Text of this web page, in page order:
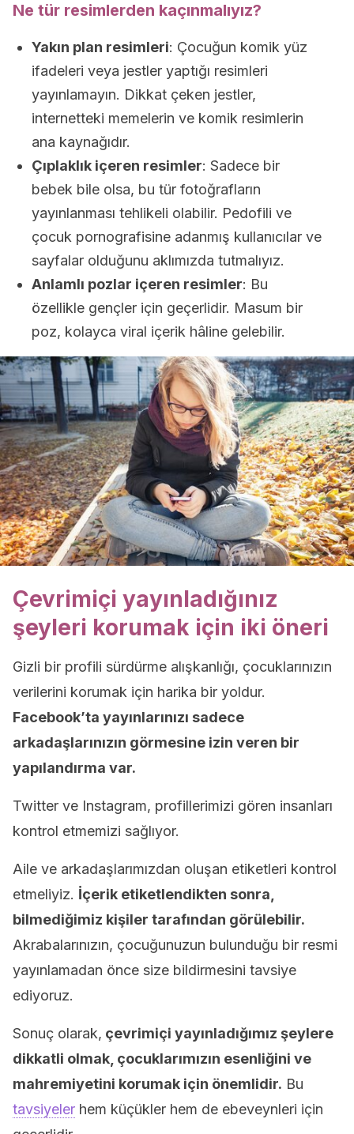
Ne tür resimlerden kaçınmalıyız?
Yakın plan resimleri: Çocuğun komik yüz
ifadeleri veya jestler yaptığı resimleri
yayınlamayın. Dikkat çeken jestler,
internetteki memelerin ve komik resimlerin
ana kaynağıdır.
Çıplaklık içeren resimler: Sadece bir
bebek bile olsa, bu tür fotoğrafların
yayınlanması tehlikeli olabilir. Pedofili ve
çocuk pornografisine adanmış kullanıcılar ve
sayfalar olduğunu aklımızda tutmalıyız.
Anlamlı pozlar içeren resimler: Bu
özellikle gençler için geçerlidir. Masum bir
poz, kolayca viral içerik hâline gelebilir.
Çevrimiçi yayınladığınız
şeyleri korumak için iki öneri
Gizli bir profili sürdürme alışkanlığı, çocuklarınızın
verilerini korumak için harika bir yoldur.
Facebook’ta yayınlarınızı sadece
arkadaşlarınızın görmesine izin veren bir
yapılandırma var.
Twitter ve Instagram, profillerimizi gören insanları
kontrol etmemizi sağlıyor.
Aile ve arkadaşlarımızdan oluşan etiketleri kontrol
etmeliyiz. İçerik etiketlendikten sonra,
bilmediğimiz kişiler tarafından görülebilir.
Akrabalarınızın, çocuğunuzun bulunduğu bir resmi
yayınlamadan önce size bildirmesini tavsiye
ediyoruz.
Sonuç olarak, çevrimiçi yayınladığımız şeylere
dikkatli olmak, çocuklarımızın esenliğini ve
mahremiyetini korumak için önemlidir. Bu
tavsiyeler hem küçükler hem de ebeveynleri için